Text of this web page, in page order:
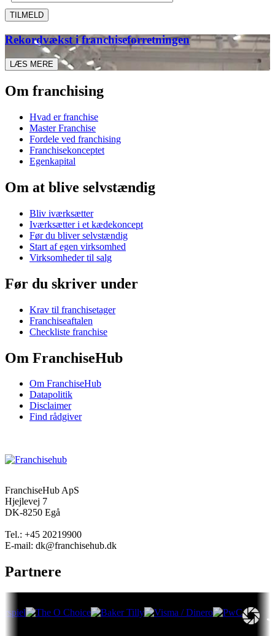
TILMELD
Rekordvækst i franchiseforretningen
LÆS MERE
Om franchising
Hvad er franchise
Master Franchise
Fordele ved franchising
Franchisekonceptet
Egenkapital
Om at blive selvstændig
Bliv iværksætter
Iværksætter i et kædekoncept
Før du bliver selvstændig
Start af egen virksomhed
Virksomheder til salg
Før du skriver under
Krav til franchisetager
Franchiseaftalen
Checkliste franchise
Om FranchiseHub
Om FranchiseHub
Datapolitik
Disclaimer
Find rådgiver
FranchiseHub ApS
Hjejlevej 7
DK-8250 Egå
Tel.: +45 20219900
E-mail: dk@franchisehub.dk
Partnere